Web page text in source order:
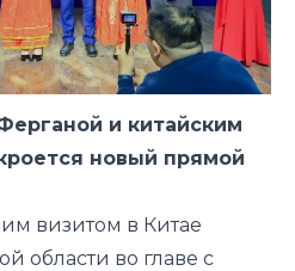
и китайским
новый прямой
визитом в Китае
области во главе с